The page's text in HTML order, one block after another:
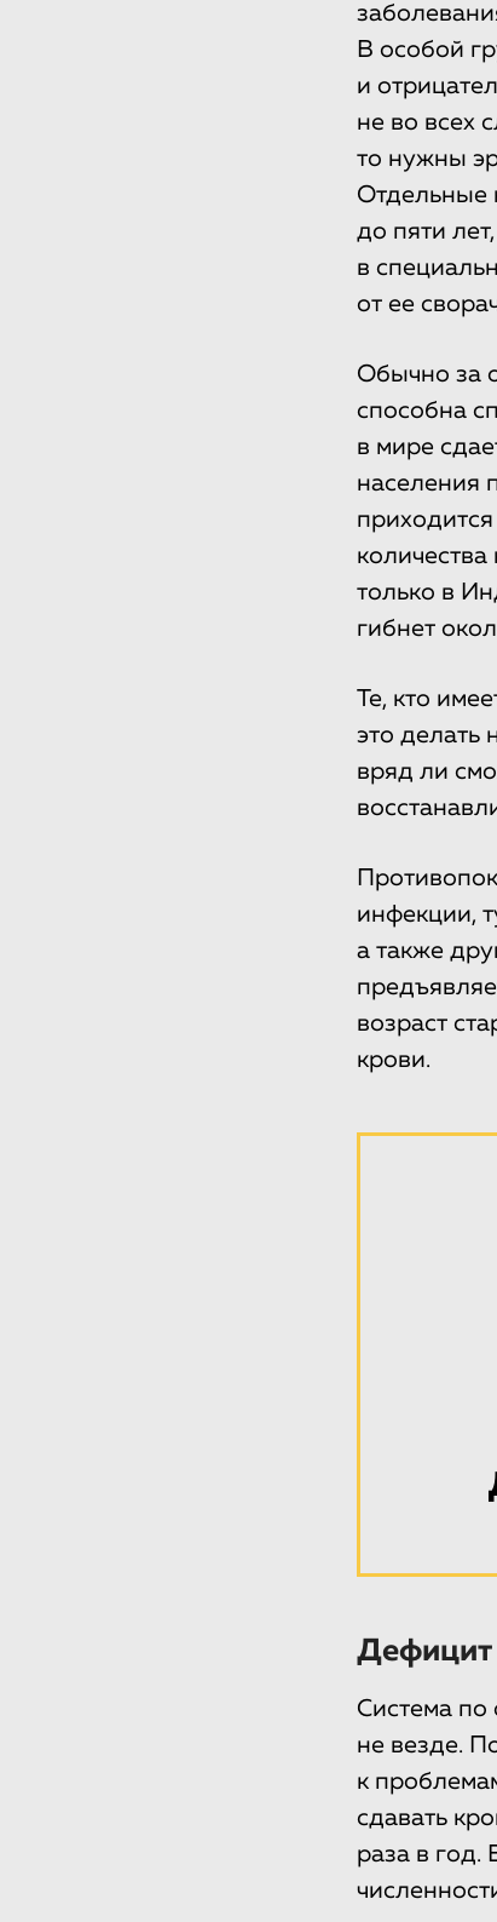
В особой
и
не во всех
то нужны
Отдельные
до пяти
в
от ее
Обычно за
способна
в мире
населения
только в
гибнет
Те, кто
это делать
вряд ли
инфекции,
а также
возраст
крови.
Дефицит
Система по
не везде.
к
сдавать
раза в год.